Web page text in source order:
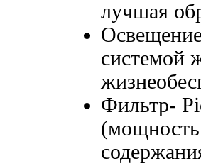
лучшая
системой
Фильтр-